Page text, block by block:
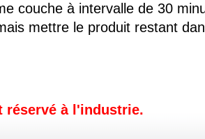
couche à intervalle de 30
mettre le produit restant
réservé à l'industrie.